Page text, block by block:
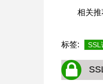
相关
标签: SSL